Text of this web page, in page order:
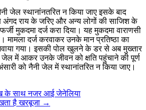
जेल स्‍थानांनतरित न क‍िया जाए इसके बाद
अंगद राय के जरिए और अन्य लोगों की साजिश के
मुकदमा दर्ज करा दिया। यह मुकदमा वाराणसी
मामला दर्ज करवाकर उनके मान प्रतिष्ठा का
गया। इसकी पोल खुलने के डर से अब मुख्तार
जेल में आकर उनके जीवन को क्षति पहुंचाने की पूर्ण
को नैनी जेल में स्थानांतरित न किया जाए।
के साथ नजर आई जेनेलिया
है खरबूजा →